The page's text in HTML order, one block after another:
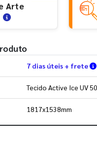
Arte
7 dias úteis + frete
Tecido Active Ice UV
1817x1538mm
como utilizar os nossos